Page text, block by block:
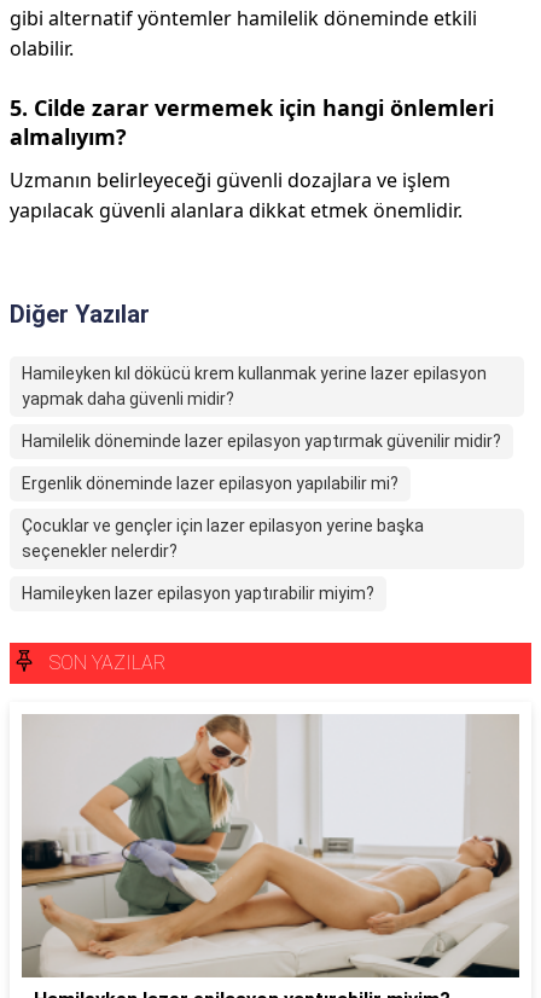
gibi alternatif yöntemler hamilelik döneminde etkili
olabilir.
5. Cilde zarar vermemek için hangi önlemleri
almalıyım?
Uzmanın belirleyeceği güvenli dozajlara ve işlem
yapılacak güvenli alanlara dikkat etmek önemlidir.
Diğer Yazılar
Hamileyken kıl dökücü krem kullanmak yerine lazer epilasyon
yapmak daha güvenli midir?
Hamilelik döneminde lazer epilasyon yaptırmak güvenilir midir?
Ergenlik döneminde lazer epilasyon yapılabilir mi?
Çocuklar ve gençler için lazer epilasyon yerine başka
seçenekler nelerdir?
Hamileyken lazer epilasyon yaptırabilir miyim?
SON YAZILAR